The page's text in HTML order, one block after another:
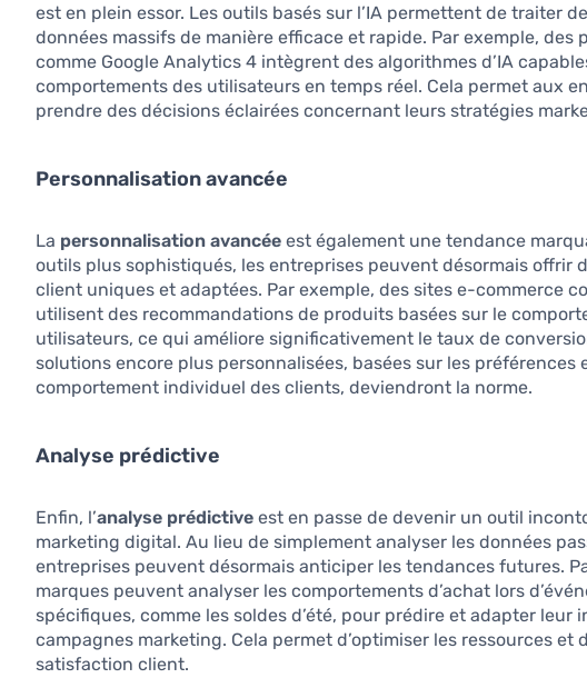
est en plein essor. Les outils basés sur l’IA permettent de traiter
données massifs de manière efficace et rapide. Par exemple, des
comme Google Analytics 4 intègrent des algorithmes d’IA
comportements des utilisateurs en temps réel. Cela permet aux
prendre des décisions éclairées concernant leurs stratégies
Personnalisation avancée
La personnalisation avancée est également une tendance
outils plus sophistiqués, les entreprises peuvent désormais offrir
client uniques et adaptées. Par exemple, des sites e-commerce
utilisent des recommandations de produits basées sur le
utilisateurs, ce qui améliore significativement le taux de
solutions encore plus personnalisées, basées sur les préférences
comportement individuel des clients, deviendront la norme.
Analyse prédictive
Enfin, l’analyse prédictive est en passe de devenir un outil
marketing digital. Au lieu de simplement analyser les données
entreprises peuvent désormais anticiper les tendances futures.
marques peuvent analyser les comportements d’achat lors
spécifiques, comme les soldes d’été, pour prédire et adapter leur
campagnes marketing. Cela permet d’optimiser les ressources et
satisfaction client.